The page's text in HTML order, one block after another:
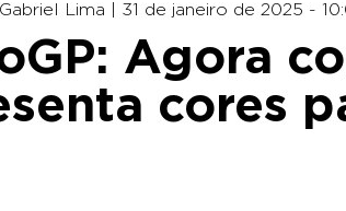
Gabriel Lima | 31 de janeiro de 2025 -
Agora
cores